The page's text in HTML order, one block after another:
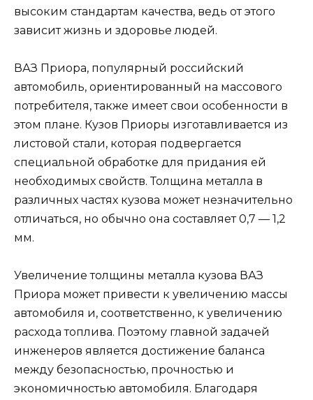
высоким стандартам качества, ведь от этого
зависит жизнь и здоровье людей.
ВАЗ Приора, популярный российский
автомобиль, ориентированный на массового
потребителя, также имеет свои особенности в
этом плане. Кузов Приоры изготавливается из
листовой стали, которая подвергается
специальной обработке для придания ей
необходимых свойств. Толщина металла в
различных частях кузова может незначительно
отличаться, но обычно она составляет 0,7 — 1,2
мм.
Увеличение толщины металла кузова ВАЗ
Приора может привести к увеличению массы
автомобиля и, соответственно, к увеличению
расхода топлива. Поэтому главной задачей
инженеров является достижение баланса
между безопасностью, прочностью и
экономичностью автомобиля. Благодаря